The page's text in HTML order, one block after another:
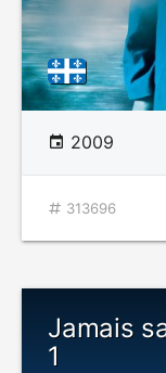
2009
313696
Jamais
1